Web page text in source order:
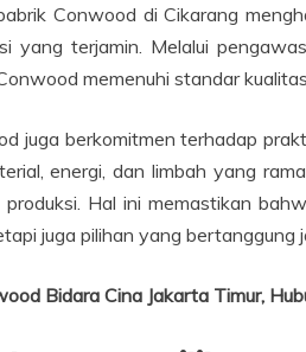
Conwood di Cikarang
yang terjamin. Melalui
memenuhi standar
juga berkomitmen terhadap
energi, dan limbah yang
produksi. Hal ini memastikan
juga pilihan yang bertanggung
Bidara Cina Jakarta Timur,